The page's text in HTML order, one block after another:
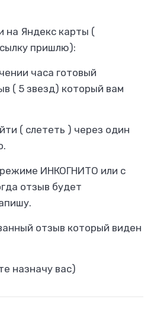
на Яндекс карты (
пришлю):
часа готовый
( 5 звезд) который вам
( слететь ) через один
ИНКОГНИТО или с
отзыв будет
отзыв который виден
назначу вас)